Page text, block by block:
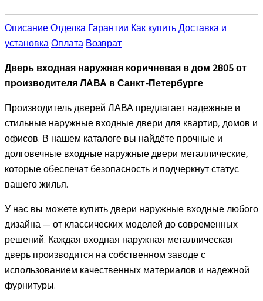
ОписаниеОтделкаГарантииКак купитьДоставка и
установкаОплатаВозврат
Дверь входная наружная коричневая в дом 2805 от
производителя ЛАВА в Санкт-Петербурге
Производитель дверей ЛАВА предлагает надежные и
стильные наружные входные двери для квартир, домов и
офисов. В нашем каталоге вы найдёте прочные и
долговечные входные наружные двери металлические,
которые обеспечат безопасность и подчеркнут статус
вашего жилья.
У нас вы можете купить двери наружные входные любого
дизайна — от классических моделей до современных
решений. Каждая входная наружная металлическая
дверь производится на собственном заводе с
использованием качественных материалов и надежной
фурнитуры.